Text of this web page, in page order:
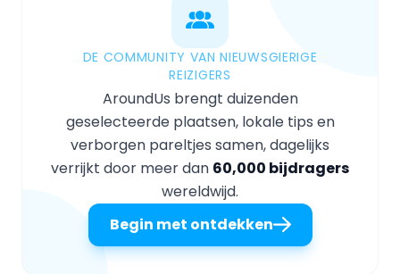
DE COMMUNITY VAN NIEUWSGIERIGE
REIZIGERS
AroundUs brengt duizenden
geselecteerde plaatsen, lokale tips en
verborgen pareltjes samen, dagelijks
verrijkt door meer dan 60,000 bijdragers
wereldwijd.
Begin met ontdekken